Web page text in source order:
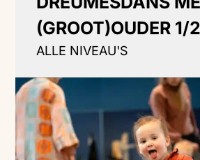
(GROOT)OUDER 1/
ALLE NIVEAU'S